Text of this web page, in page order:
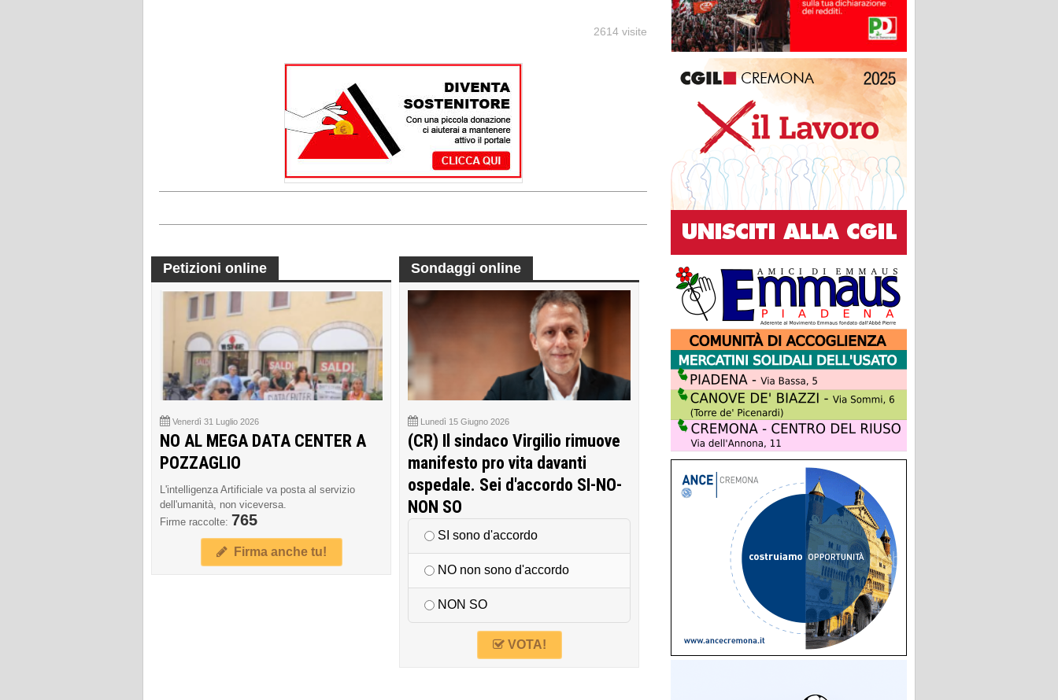
2614 visite
Petizioni online
Venerdì 31 Luglio 2026
NO AL MEGA DATA CENTER A
POZZAGLIO
L'intelligenza Artificiale va posta al servizio
dell'umanità, non viceversa.
Firme raccolte: 765
Firma anche tu!
Sondaggi online
Lunedì 15 Giugno 2026
(CR) Il sindaco Virgilio rimuove
manifesto pro vita davanti
ospedale. Sei d'accordo SI-NO-
NON SO
SI sono d'accordo
NO non sono d'accordo
NON SO
VOTA!